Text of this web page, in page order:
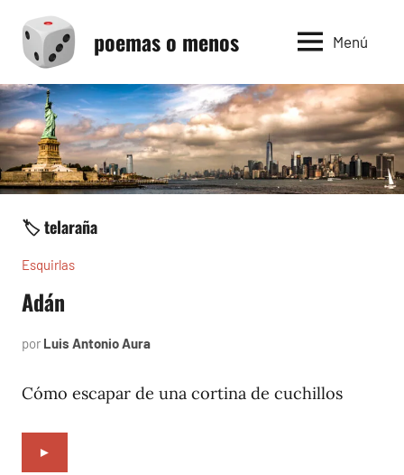
contenido
poemas o menos Menú
🏷️ telaraña
Esquirlas
Adán
por Luis Antonio Aura
2025
Cómo escapar de una cortina de cuchillos
►